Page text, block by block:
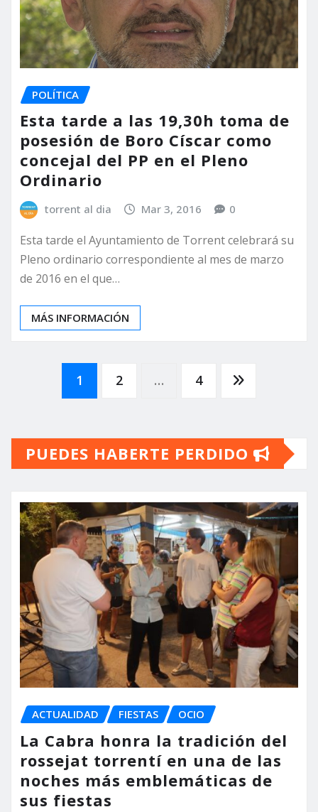
POLÍTICA
Esta tarde a las 19,30h toma de
posesión de Boro Císcar como
concejal del PP en el Pleno
Ordinario
torrent al dia Mar 3, 2016 0
Esta tarde el Ayuntamiento de Torrent celebrará su
Pleno ordinario correspondiente al mes de marzo
de 2016 en el que…
MÁS INFORMACIÓN
Paginación
entradas
1 2 … 4
PUEDES HABERTE PERDIDO
ACTUALIDAD FIESTAS OCIO
La Cabra honra la tradición del
rossejat torrentí en una de las
noches más emblemáticas de
sus fiestas